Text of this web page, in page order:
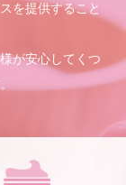
を提供すること
が安心してくつ